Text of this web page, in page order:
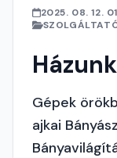
2025. 08. 12.
Gépek
ajkai